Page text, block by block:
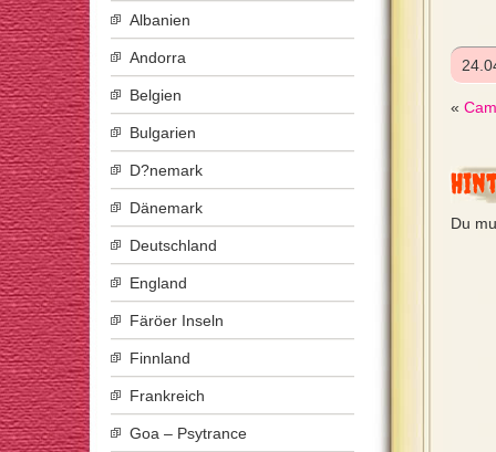
«
Du
Albanien
Andorra
Belgien
Bulgarien
D?nemark
Dänemark
Deutschland
England
Färöer Inseln
Finnland
Frankreich
Goa – Psytrance